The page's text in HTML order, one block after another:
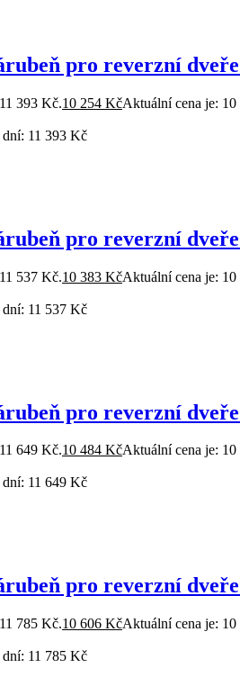
pro reverzní
393 Kč.10 254 KčAktuální cena je:
dní: 11 393 Kč
pro reverzní
537 Kč.10 383 KčAktuální cena je:
dní: 11 537 Kč
pro reverzní
649 Kč.10 484 KčAktuální cena je:
dní: 11 649 Kč
pro reverzní
785 Kč.10 606 KčAktuální cena je:
dní: 11 785 Kč